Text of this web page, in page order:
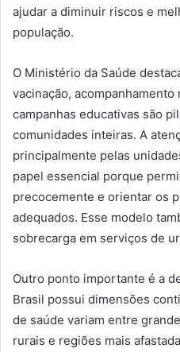
ajudar a diminuir riscos e
população.
O Ministério da Saúde
vacinação, acompanhamento
campanhas educativas são
comunidades inteiras. A
principalmente pelas
papel essencial porque
precocemente e orientar os
adequados. Esse modelo
sobrecarga em serviços de
Outro ponto importante é a
Brasil possui dimensões
de saúde variam entre
rurais e regiões mais